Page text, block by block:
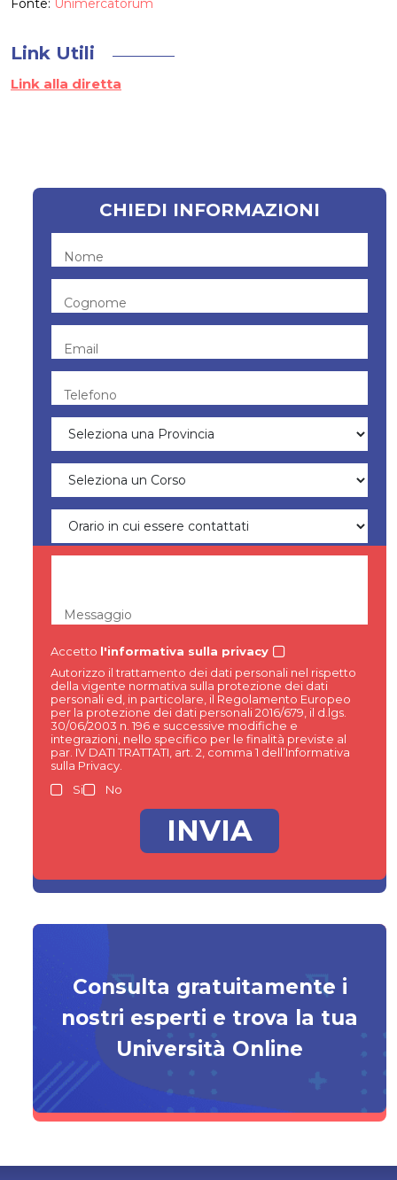
Fonte: Unimercatorum
Link Utili
Link alla diretta
CHIEDI INFORMAZIONI
Nome
Cognome
Email
Telefono
Messaggio
Accetto l'informativa sulla privacy
Autorizzo il trattamento dei dati personali nel rispetto
della vigente normativa sulla protezione dei dati
personali ed, in particolare, il Regolamento Europeo
per la protezione dei dati personali 2016/679, il d.lgs.
30/06/2003 n. 196 e successive modifiche e
integrazioni, nello specifico per le finalità previste al
par. IV DATI TRATTATI, art. 2, comma 1 dell’Informativa
sulla Privacy.
Si
No
Consulta gratuitamente i
nostri esperti e trova la tua
Università Online